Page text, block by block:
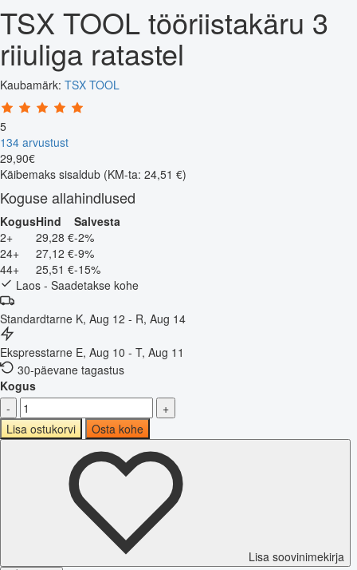
TSX TOOL tööriistakäru 3
riiuliga ratastel
Kaubamärk: TSX TOOL
5
134 arvustust
29,90€
Käibemaks sisaldub (KM-ta: 24,51 €)
Koguse allahindlused
KogusHind
Salvesta
2+
29,28 €-2%
24+
27,12 €-9%
44+
25,51 €-15%
Laos - Saadetakse kohe
Standardtarne K, Aug 12 - R, Aug 14
Ekspresstarne E, Aug 10 - T, Aug 11
30-päevane tagastus
Kogus
-
+
Lisa ostukorvi
Osta kohe
Lisa soovinimekirja